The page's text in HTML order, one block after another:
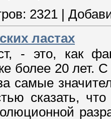
2321
ластах
- это, как
более 20 лет.
самые
сказать,